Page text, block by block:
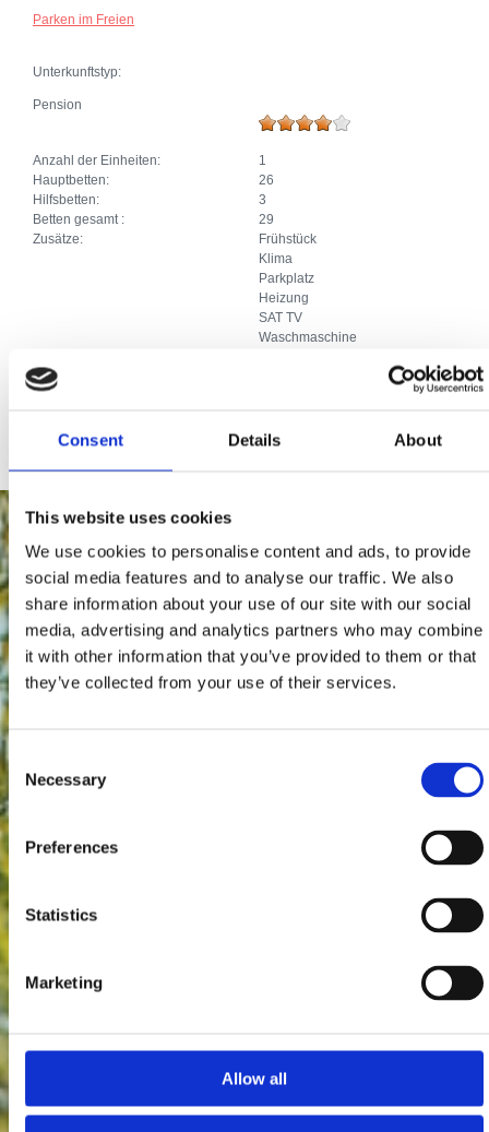
Consent Details About
This website uses cookies
We use cookies to personalise content and ads, to provide
social media features and to analyse our traffic. We also
share information about your use of our site with our social
media, advertising and analytics partners who may combine
it with other information that you’ve provided to them or that
they’ve collected from your use of their services.
Consent
Selection
Necessary
Preferences
Statistics
Marketing
Allow all
Parken im Freien
Unterkunftstyp:
Pension
Anzahl der Einheiten:
1
Hauptbetten:
26
Hilfsbetten:
3
Betten gesamt :
29
Zusätze:
Frühstück
Klima
Parkplatz
Heizung
SAT TV
Waschmaschine
Sonstige Angebote:
Mikrovalna pećnica Dječje igralište